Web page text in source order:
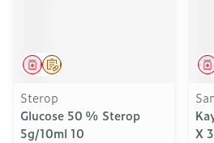
Op voorschrift
Geneesmiddel
Sterop
Glucose 50 % Sterop
5g/10ml 10
X